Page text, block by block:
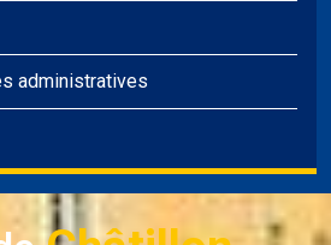
administratives